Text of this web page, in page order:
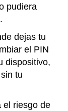
pudiera
dejas tu
el PIN
dispositivo,
tu
el riesgo de